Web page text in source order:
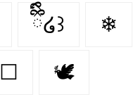
ྀིྀི໒꒱ ❄
☐ 🕊️